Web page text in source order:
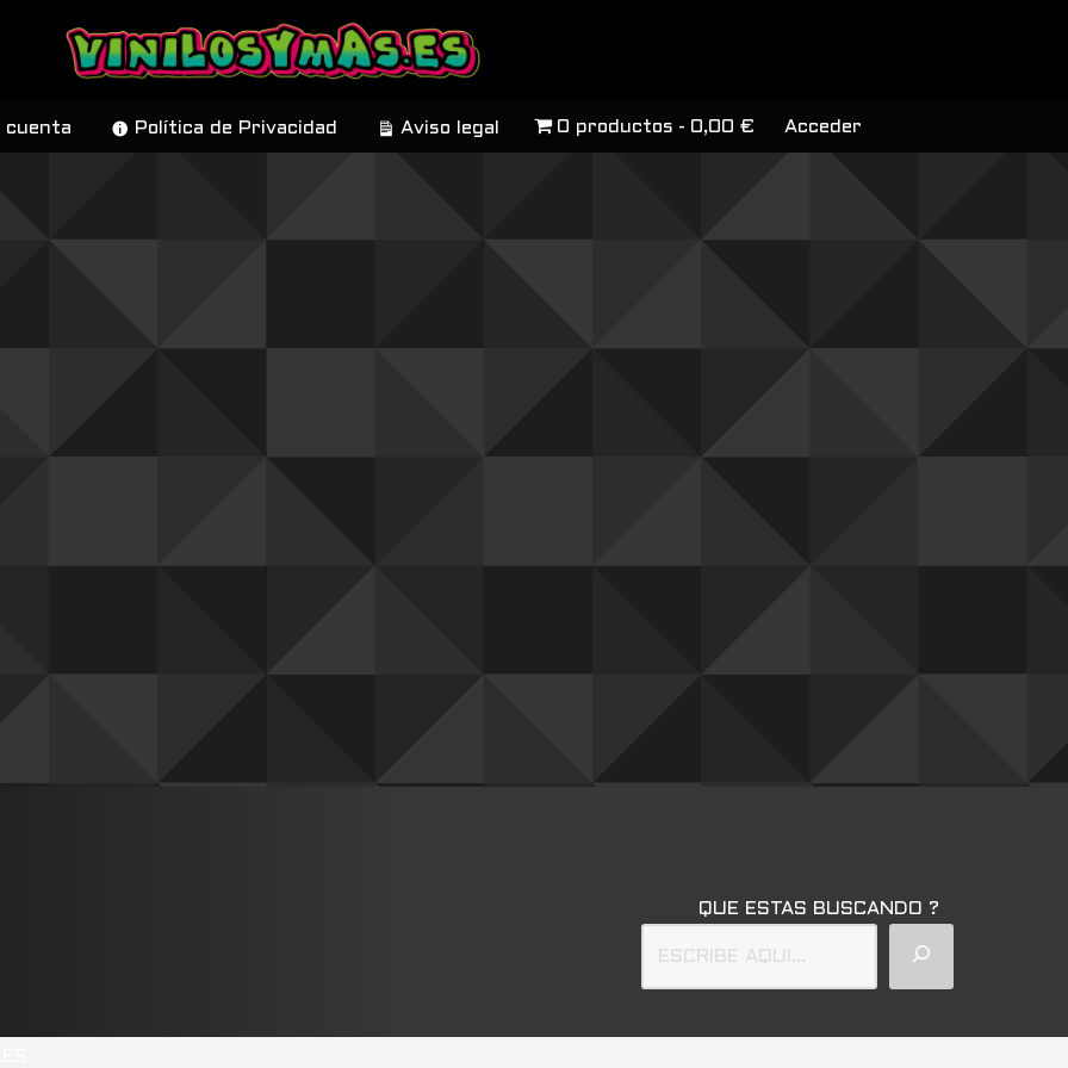
cuenta Política de Privacidad Aviso legal 0 productos 0,00 € Acceder
QUE ESTAS BUSCANDO ?